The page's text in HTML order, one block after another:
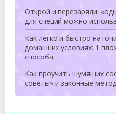
Открой и перезаряди:
для специй можно
Как легко и быстро
домашних условиях: 1
способа
Как проучить шумящих
советы» и законные